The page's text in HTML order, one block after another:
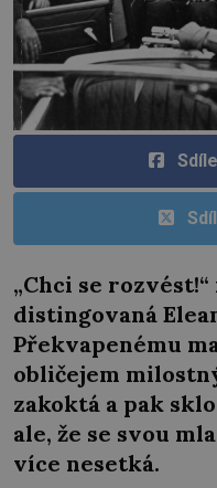
„Chci se
distingovaná
Překvapenému
obličejem
zakoktá a pak
ale, že se svou
více nesetká.